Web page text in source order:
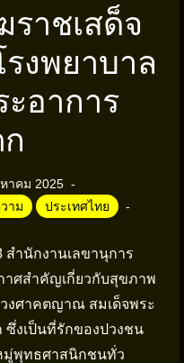
ราชเสด็จ
งพยาบาล
อาการ
าคม 2025
าม
ประเทศไทย
สำนักงานเลขานุการ
าศสำคัญเกี่ยวกับสุขภาพ
งศาคตญาณ สมเด็จพระ
งเป็นที่รักของปวงชน
มู่พุทธศาสนิกชนทั่ว